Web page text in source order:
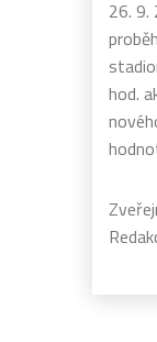
26. 9.
hod.